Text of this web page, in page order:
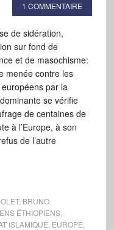
1 COMMENTAIRE
de sidération,
sur fond de
et de masochisme:
menée contre les
par la
se vérifie
de centaines de
à l’Europe, à son
de l’autre
, BRUNO
ÉTHIOPIENS,
ISLAMIQUE EUROPE